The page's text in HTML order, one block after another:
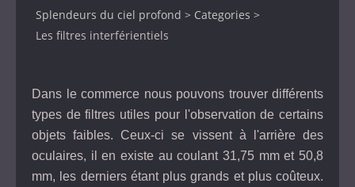
Splendeurs du ciel profond > Categories >
Les filtres interférientiels
Dans le commerce nous pouvons trouver différents
types de filtres utiles pour l'observation de certains
objets faibles. Ceux-ci se vissent à l'arrière des
oculaires, il en existe au coulant 31,75 mm et 50,8
mm, les derniers étant plus grands et plus coûteux.